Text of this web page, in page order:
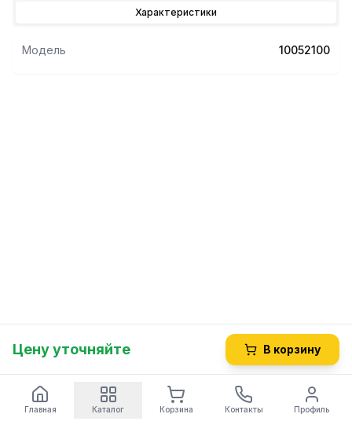
Характеристики
Модель 10052100
Цену уточняйте В корзину
Главная Каталог Корзина Контакты Профиль